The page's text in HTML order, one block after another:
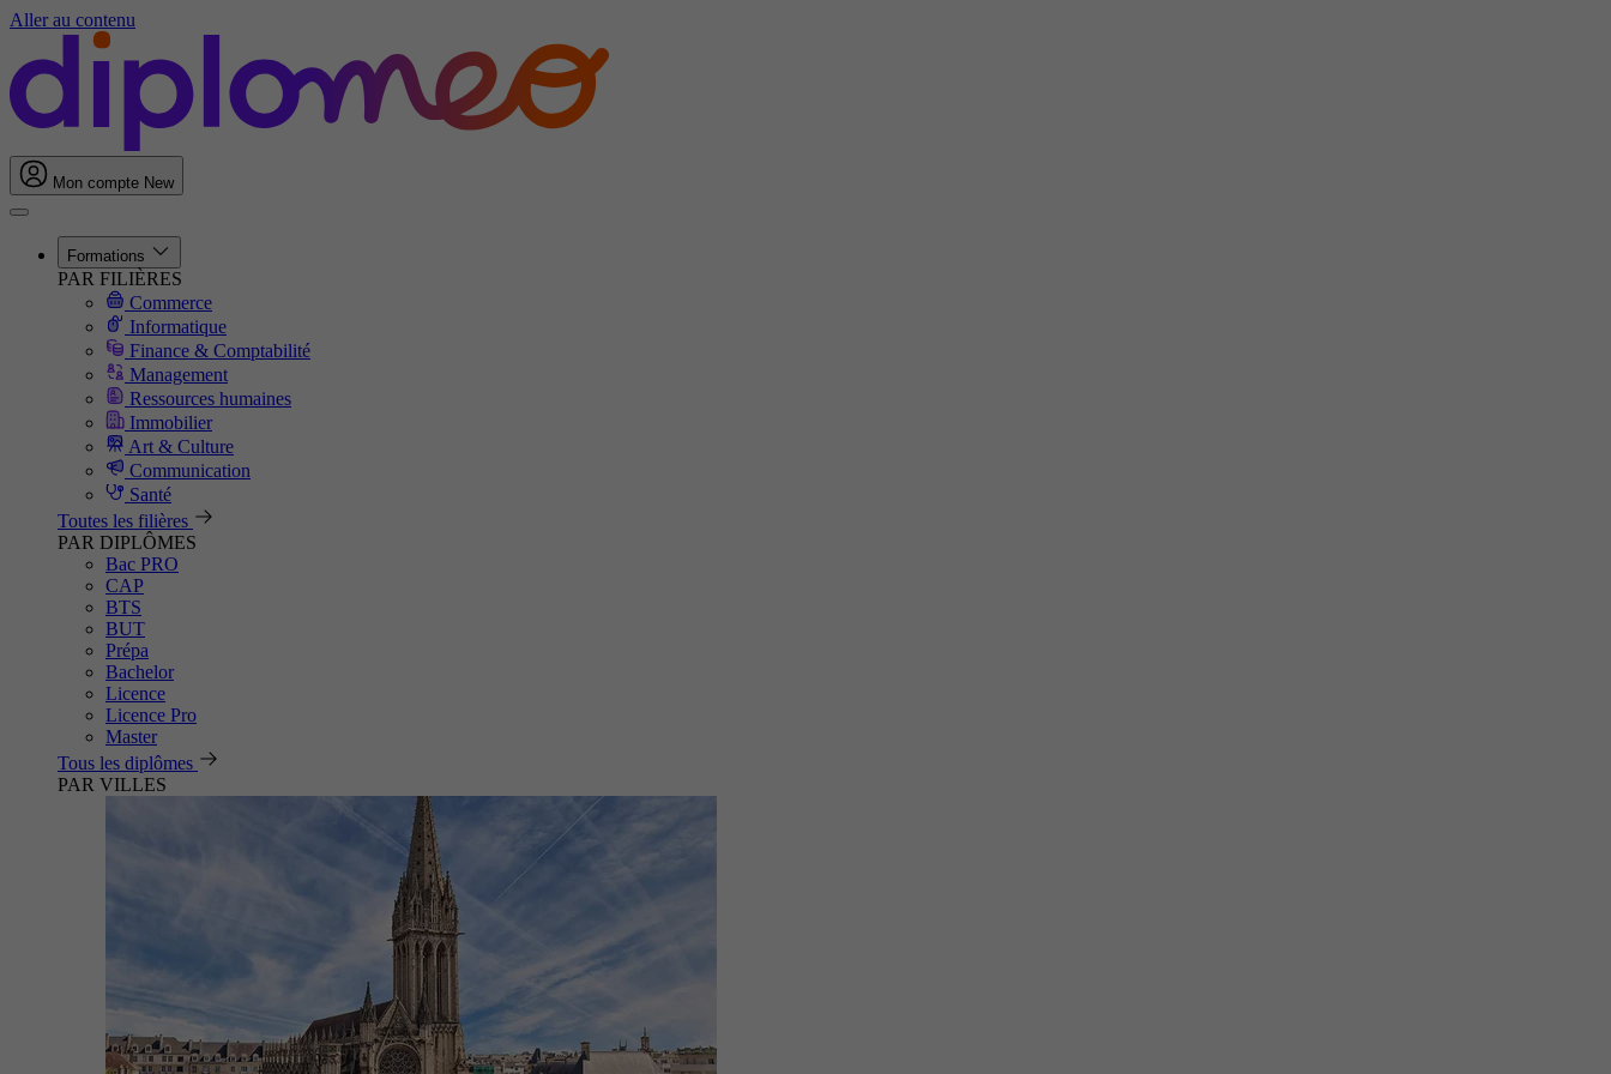
Aller au contenu
Mon compte New
Formations
PAR FILIÈRES
Commerce
Informatique
Finance & Comptabilité
Management
Ressources humaines
Immobilier
Art & Culture
Communication
Santé
Toutes les filières
PAR DIPLÔMES
Bac PRO
CAP
BTS
BUT
Prépa
Bachelor
Licence
Licence Pro
Master
Tous les diplômes
PAR VILLES